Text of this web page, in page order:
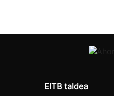
EITB taldea